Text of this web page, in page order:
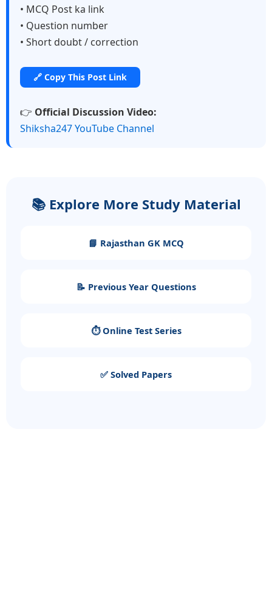
• MCQ Post ka link
• Question number
• Short doubt / correction
🔗 Copy This Post Link
👉 Official Discussion Video:
Shiksha247 YouTube Channel
📚 Explore More Study Material
📘 Rajasthan GK MCQ
📝 Previous Year Questions
⏱️ Online Test Series
✅ Solved Papers